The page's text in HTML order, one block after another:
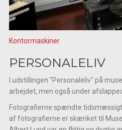
Kontormaskiner
PERSONALELIV
I udstillingen "Personaleliv" på
arbejdet, men også under
Fotografierne spændte tidsmæssigt
af fotografierne er skænket til